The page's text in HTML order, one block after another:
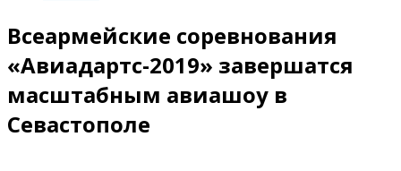
Всеармейские соревнования
«Авиадартс-2019» завершатся
масштабным авиашоу в
Севастополе